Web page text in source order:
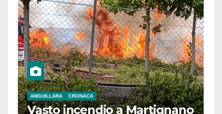
ANGUILLARA CRONACA
Vasto incendio a Martignano